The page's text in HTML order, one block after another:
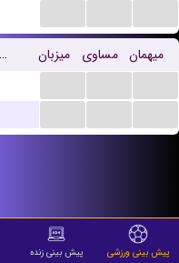
میزبان مساوی میهمان
پیش بینی ورزشی پیش بینی زنده